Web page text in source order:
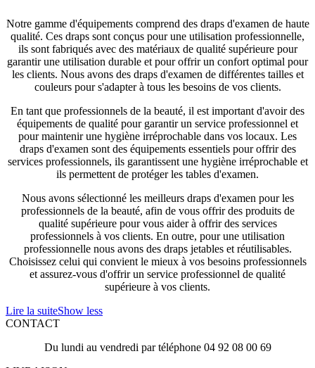
Notre gamme d'équipements comprend des draps d'examen de haute
qualité. Ces draps sont conçus pour une utilisation professionnelle,
ils sont fabriqués avec des matériaux de qualité supérieure pour
garantir une utilisation durable et pour offrir un confort optimal pour
les clients. Nous avons des draps d'examen de différentes tailles et
couleurs pour s'adapter à tous les besoins de vos clients.
En tant que professionnels de la beauté, il est important d'avoir des
équipements de qualité pour garantir un service professionnel et
pour maintenir une hygiène irréprochable dans vos locaux. Les
draps d'examen sont des équipements essentiels pour offrir des
services professionnels, ils garantissent une hygiène irréprochable et
ils permettent de protéger les tables d'examen.
Nous avons sélectionné les meilleurs draps d'examen pour les
professionnels de la beauté, afin de vous offrir des produits de
qualité supérieure pour vous aider à offrir des services
professionnels à vos clients. En outre, pour une utilisation
professionnelle nous avons des draps jetables et réutilisables.
Choisissez celui qui convient le mieux à vos besoins professionnels
et assurez-vous d'offrir un service professionnel de qualité
supérieure à vos clients.
Lire la suiteShow less
CONTACT
Du lundi au vendredi par téléphone 04 92 08 00 69